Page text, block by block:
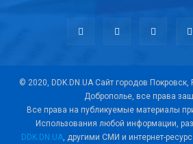
© 2020, DDK.DN.UA Сайт городов
Доброполье, все права
Все права на публикуемые материалы
Использования любой информации,
DDK.DN.UA, другими СМИ и интернет-